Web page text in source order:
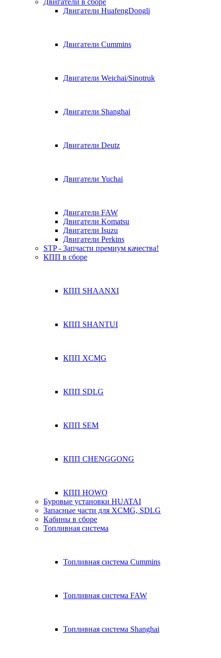
Двигатели в сборе
Двигатели HuafengDongli
Двигатели Cummins
Двигатели Weichai/Sinotruk
Двигатели Shanghai
Двигатели Deutz
Двигатели Yuchai
Двигатели FAW
Двигатели Komatsu
Двигатели Isuzu
Двигатели Perkins
STP - Запчасти премиум качества!
КПП в сборе
КПП SHAANXI
КПП SHANTUI
КПП XCMG
КПП SDLG
КПП SEM
КПП CHENGGONG
КПП HOWO
Буровые установки HUATAI
Запасные части для XCMG, SDLG
Кабины в сборе
Топливная система
Топливная система Cummins
Топливная система FAW
Топливная система Shanghai